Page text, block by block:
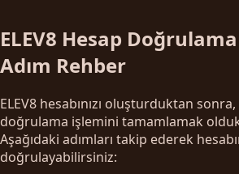
ELEV8 Hesap
Adım Rehber
ELEV8 hesabınızı oluşturduktan sonra,
doğrulama işlemini tamamlamak
Aşağıdaki adımları takip ederek
doğrulayabilirsiniz: